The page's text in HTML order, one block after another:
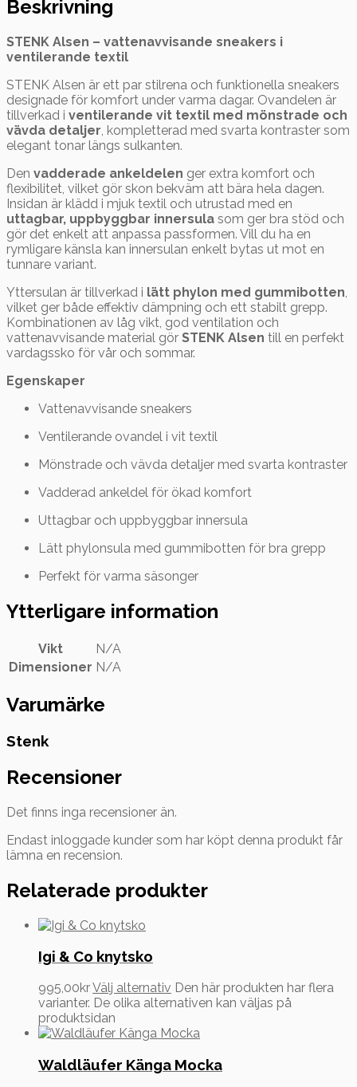
Beskrivning
STENK Alsen – vattenavvisande sneakers i
ventilerande textil
STENK Alsen är ett par stilrena och funktionella sneakers
designade för komfort under varma dagar. Ovandelen är
tillverkad i ventilerande vit textil med mönstrade och
vävda detaljer, kompletterad med svarta kontraster som
elegant tonar längs sulkanten.
Den vadderade ankeldelen ger extra komfort och
flexibilitet, vilket gör skon bekväm att bära hela dagen.
Insidan är klädd i mjuk textil och utrustad med en
uttagbar, uppbyggbar innersula som ger bra stöd och
gör det enkelt att anpassa passformen. Vill du ha en
rymligare känsla kan innersulan enkelt bytas ut mot en
tunnare variant.
Yttersulan är tillverkad i lätt phylon med gummibotten,
vilket ger både effektiv dämpning och ett stabilt grepp.
Kombinationen av låg vikt, god ventilation och
vattenavvisande material gör STENK Alsen till en perfekt
vardagssko för vår och sommar.
Egenskaper
Vattenavvisande sneakers
Ventilerande ovandel i vit textil
Mönstrade och vävda detaljer med svarta kontraster
Vadderad ankeldel för ökad komfort
Uttagbar och uppbyggbar innersula
Lätt phylonsula med gummibotten för bra grepp
Perfekt för varma säsonger
Ytterligare information
Vikt
N/A
Dimensioner N/A
Varumärke
Stenk
Recensioner
Det finns inga recensioner än.
Endast inloggade kunder som har köpt denna produkt får
lämna en recension.
Relaterade produkter
Igi & Co knytsko
995,00krVälj alternativ Den här produkten har flera
varianter. De olika alternativen kan väljas på
produktsidan
Waldläufer Känga Mocka